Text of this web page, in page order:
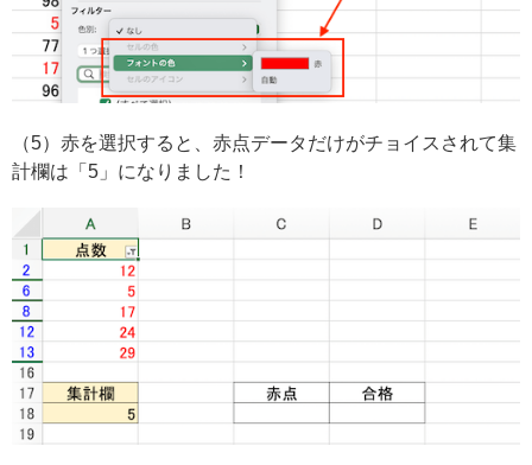
（5）赤を選択すると、赤点データだけがチョイスされて集
計欄は「5」になりました！